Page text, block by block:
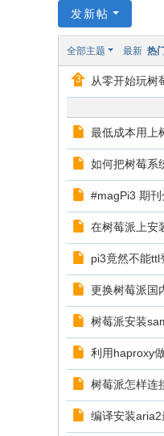
-
莓
文
发新帖
全部主题 最新 热门
从零开始玩树
最低成本用上
如何把树莓系
#magPi3 期刊
在树莓派上安
pi3竟然不能ttl
更换树莓派国
树莓派安装
利用haproxy
树莓派怎样连
编译安装aria2